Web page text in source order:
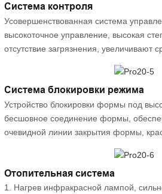
Система контроля
Усовершенствованная система
высокоточное управление, высокая
отсутствие загрязнения, увеличивают
Система блокировки режима
Устройство блокировки формы под
бесшовное соединение формы,
очевидной линии закрытия формы,
Отопительная система
1. Нагрев инфракрасной лампой,